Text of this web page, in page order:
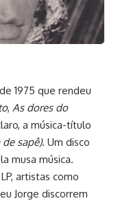
1975 que rendeu
, As dores do
a música-título
de sapê). Um disco
musa música.
artistas como
Jorge discorrem